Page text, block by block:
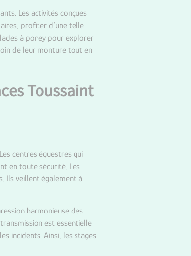
Les activités conçues
profiter d’une telle
à poney pour explorer
de leur monture tout en
Toussaint
centres équestres qui
en toute sécurité. Les
Ils veillent également à
harmonieuse des
est essentielle
incidents. Ainsi, les stages